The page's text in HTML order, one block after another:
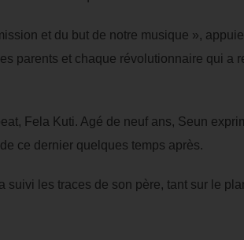
et du but de notre musique »,
parents et chaque révolutionnaire qui a
Fela Kuti. Agé de neuf ans, Seun
ce dernier quelques temps après.
suivi les traces de son père, tant sur le